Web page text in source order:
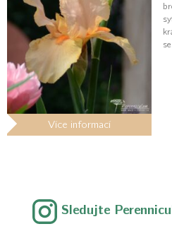
Více informací
Sledujte